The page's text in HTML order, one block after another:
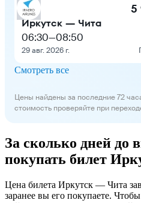
5
Иркутск — Чита
06:30—08:50
29 авг. 2026 г.
Смотреть все
Цены найдены за последние 72
стоимость проверяйте при
За сколько дней до
покупать билет
Цена билета Иркутск — Чита
заранее вы его покупаете.